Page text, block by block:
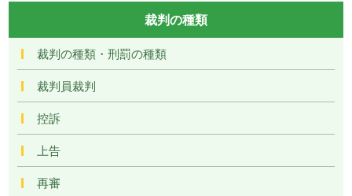
裁判の種類
裁判の種類・刑罰の種類
裁判員裁判
控訴
上告
再審